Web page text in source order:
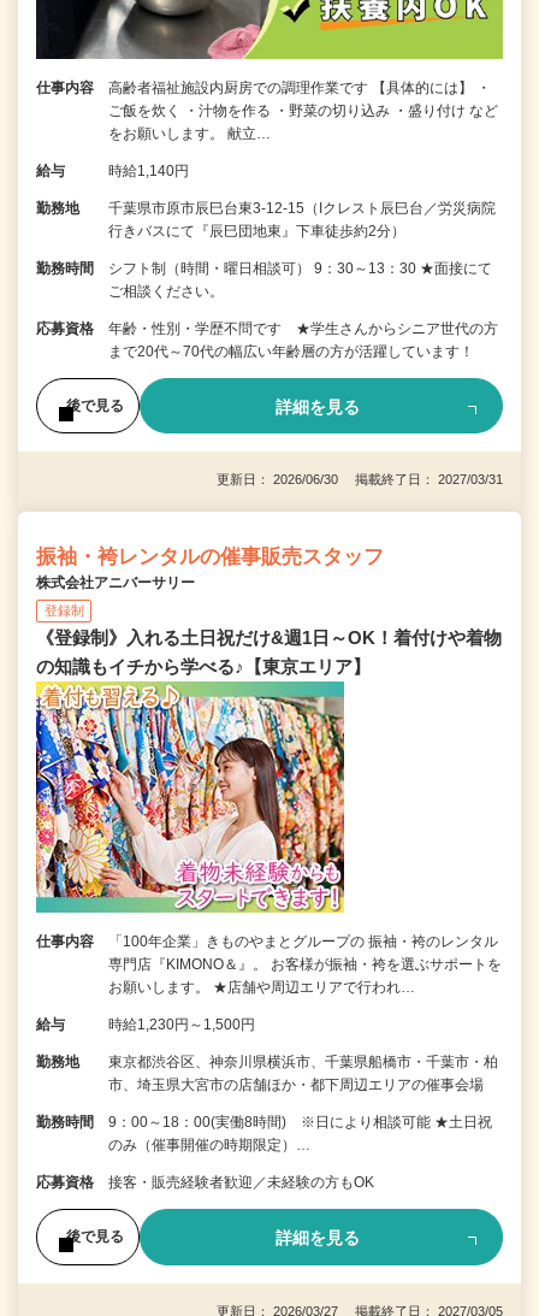
仕事内容
高齢者福祉施設内厨房での調理作業です 【具体的には】 ・
ご飯を炊く ・汁物を作る ・野菜の切り込み ・盛り付け など
をお願いします。 献立…
給与 時給1,140円
勤務地
千葉県市原市辰巳台東3-12-15（Iクレスト辰巳台／労災病院
行きバスにて『辰巳団地東』下車徒歩約2分）
勤務時間
シフト制（時間・曜日相談可） 9：30～13：30 ★面接にて
ご相談ください。
応募資格
年齢・性別・学歴不問です ★学生さんからシニア世代の方
まで20代～70代の幅広い年齢層の方が活躍しています！
後で見る 詳細を見る
更新日： 2026/06/30 掲載終了日： 2027/03/31
振袖・袴レンタルの催事販売スタッフ
株式会社アニバーサリー
登録制
《登録制》入れる土日祝だけ&週1日～OK！着付けや着物
の知識もイチから学べる♪【東京エリア】
仕事内容
「100年企業」きものやまとグループの 振袖・袴のレンタル
専門店『KIMONO＆』。 お客様が振袖・袴を選ぶサポートを
お願いします。 ★店舗や周辺エリアで行われ…
給与 時給1,230円～1,500円
勤務地
東京都渋谷区、神奈川県横浜市、千葉県船橋市・千葉市・柏
市、埼玉県大宮市の店舗ほか・都下周辺エリアの催事会場
勤務時間
9：00～18：00(実働8時間) ※日により相談可能 ★土日祝
のみ（催事開催の時期限定）…
応募資格 接客・販売経験者歓迎／未経験の方もOK
後で見る 詳細を見る
更新日： 2026/03/27 掲載終了日： 2027/03/05